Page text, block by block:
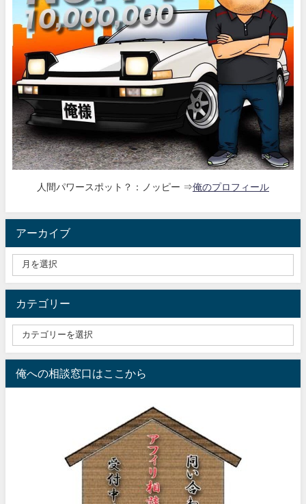
人間パワースポット？：ノッピー ⇒俺のプロフィール
アーカイブ
カテゴリー
俺への相談窓口はここから